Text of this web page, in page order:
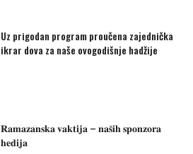
Uz prigodan program proučena zajednička
ikrar dova za naše ovogodišnje hadžije
𝐑𝐚𝐦𝐚𝐳𝐚𝐧𝐬𝐤𝐚 𝐯𝐚𝐤𝐭𝐢𝐣𝐚 – 𝐧𝐚𝐬̌𝐢𝐡 𝐬𝐩𝐨𝐧𝐳𝐨𝐫𝐚
𝐡𝐞𝐝𝐢𝐣𝐚